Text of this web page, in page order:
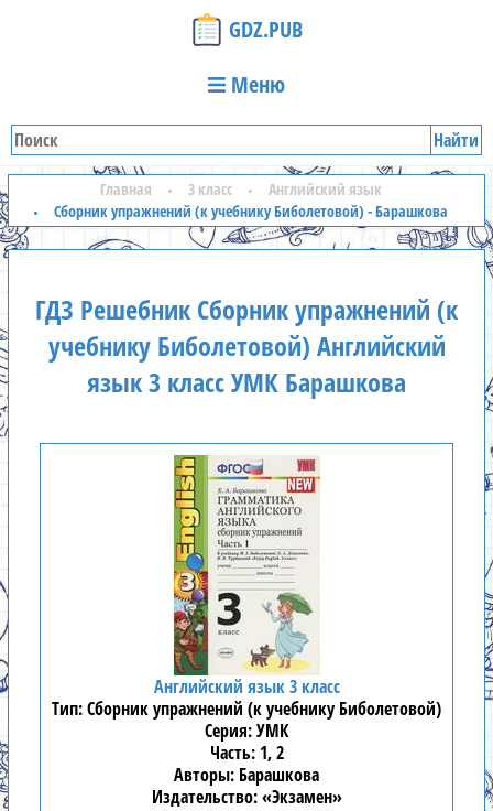
GDZ.PUB
Меню
Найти
Главная 3 класс
Английский язык
Сборник упражнений (к учебнику Биболетовой) - Барашкова
ГДЗ Решебник Сборник упражнений (к
учебнику Биболетовой) Английский
язык 3 класс УМК Барашкова
Английский язык 3 класс
Сборник упражнений (к учебнику Биболетовой)
УМК
1, 2
Барашкова
«Экзамен»